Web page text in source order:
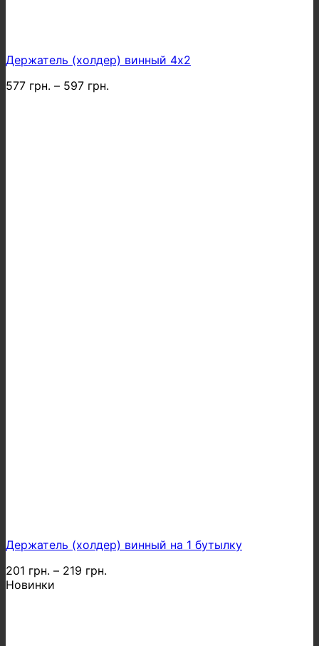
Держатель (холдер) винный 4х2
577 грн. – 597 грн.
Держатель (холдер) винный на 1 бутылку
201 грн. – 219 грн.
Новинки